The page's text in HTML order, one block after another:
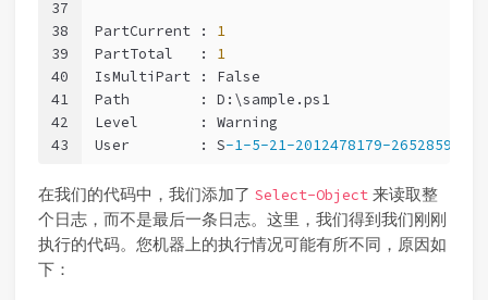
37
38
39
40
41
42
43
PartCurrent : 1
PartTotal   : 1
IsMultiPart : False
Path        : D:\sample.ps1
Level       : Warning
User        : S-1-5-21-2012478179-265285931-
在我们的代码中，我们添加了 Select-Object 来读取整
个日志，而不是最后一条日志。这里，我们得到我们刚刚
执行的代码。您机器上的执行情况可能有所不同，原因如
下：